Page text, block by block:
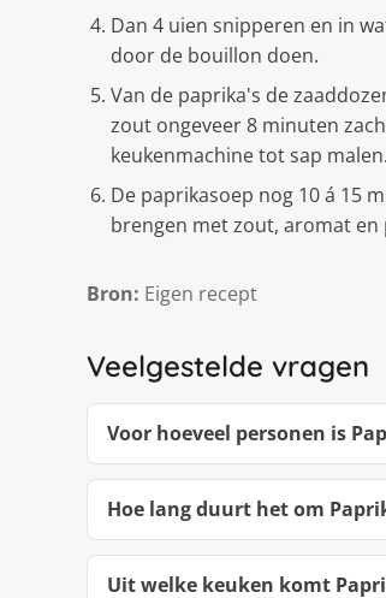
Dan 4 uien snipperen en in
door de bouillon doen.
Van de paprika's de
zout ongeveer 8 minuten
keukenmachine tot sap
De paprikasoep nog 10 á 15
brengen met zout, aromat en
Bron: Eigen recept
Veelgestelde vragen
Voor hoeveel personen is
Hoe lang duurt het om
Uit welke keuken komt